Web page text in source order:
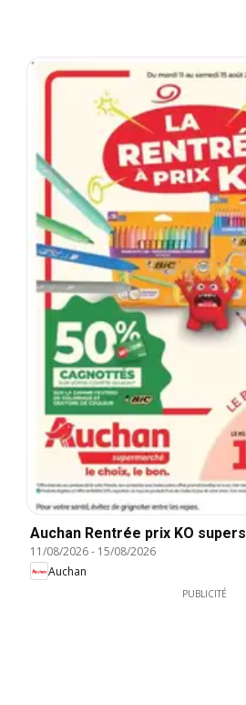
Auchan Rentrée prix KO supers
11/08/2026- 15/08/2026
Auchan
PUBLICITÉ